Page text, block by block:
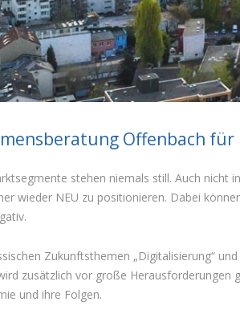
Offenbach
stehen niemals still. Auch nicht
wieder NEU zu positionieren. Dabei
Zukunftsthemen „Digitalisierung“
zusätzlich vor große Herausforderungen
und ihre Folgen.